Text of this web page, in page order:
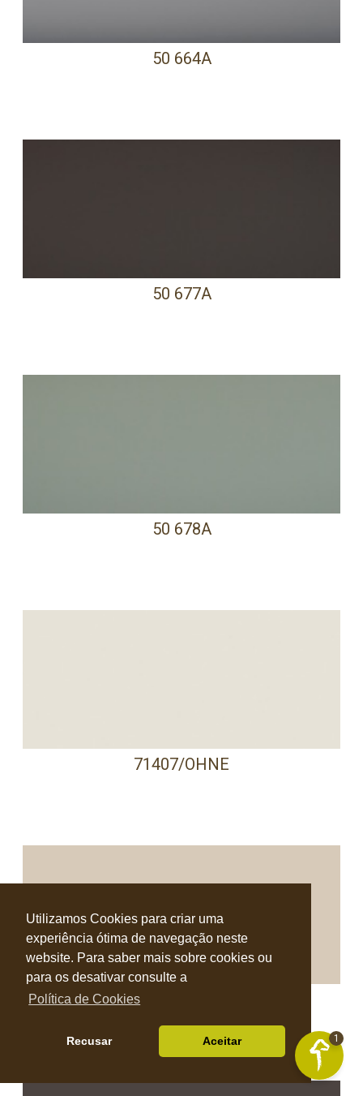
Utilizamos Cookies para criar uma
experiência ótima de navegação neste
website. Para saber mais sobre cookies ou
para os desativar consulte a
Política de Cookies
Recusar Aceitar
50 664A
50 677A
50 678A
71407/OHNE
71578/OHNE
1